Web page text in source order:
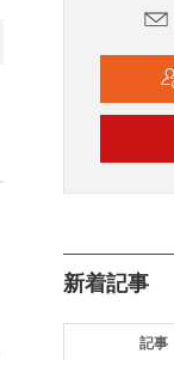
新着記事
記事